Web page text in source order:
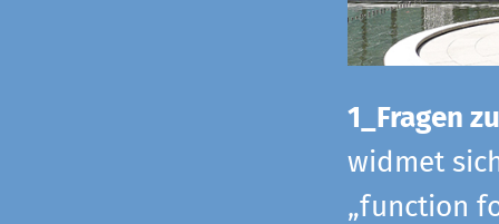
1_Fragen
widmet
„function